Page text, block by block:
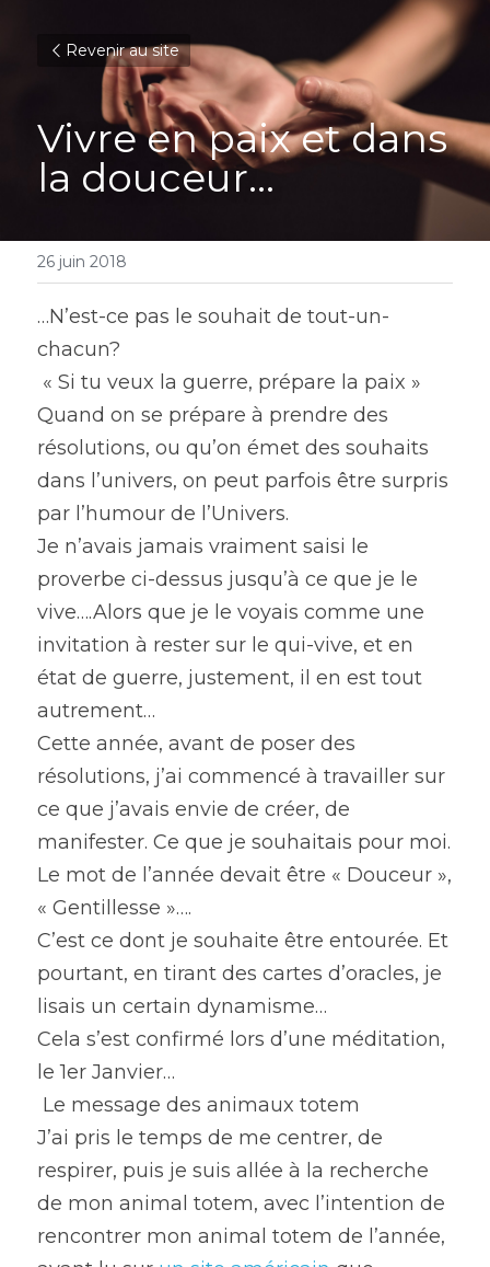
Revenir au site
Vivre en paix et dans
la douceur…
26 juin 2018
…N’est-ce pas le souhait de tout-un-
chacun?
« Si tu veux la guerre, prépare la paix »
Quand on se prépare à prendre des
résolutions, ou qu’on émet des souhaits
dans l’univers, on peut parfois être surpris
par l’humour de l’Univers.
Je n’avais jamais vraiment saisi le
proverbe ci-dessus jusqu’à ce que je le
vive….Alors que je le voyais comme une
invitation à rester sur le qui-vive, et en
état de guerre, justement, il en est tout
autrement…
Cette année, avant de poser des
résolutions, j’ai commencé à travailler sur
ce que j’avais envie de créer, de
manifester. Ce que je souhaitais pour moi.
Le mot de l’année devait être « Douceur »,
« Gentillesse »….
C’est ce dont je souhaite être entourée. Et
pourtant, en tirant des cartes d’oracles, je
lisais un certain dynamisme…
Cela s’est confirmé lors d’une méditation,
le 1er Janvier…
Le message des animaux totem
J’ai pris le temps de me centrer, de
respirer, puis je suis allée à la recherche
de mon animal totem, avec l’intention de
rencontrer mon animal totem de l’année,